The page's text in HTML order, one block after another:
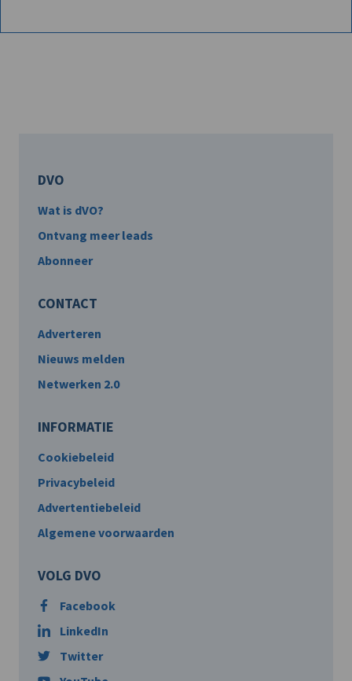
DVO
Wat is dVO?
Ontvang meer leads
Abonneer
CONTACT
Adverteren
Nieuws melden
Netwerken 2.0
INFORMATIE
Cookiebeleid
Privacybeleid
Advertentiebeleid
Algemene voorwaarden
VOLG DVO
Facebook
LinkedIn
Twitter